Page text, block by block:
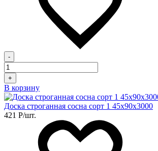
-
+
В корзину
Доска строганная сосна сорт 1 45х90х3000
421 Р/шт.